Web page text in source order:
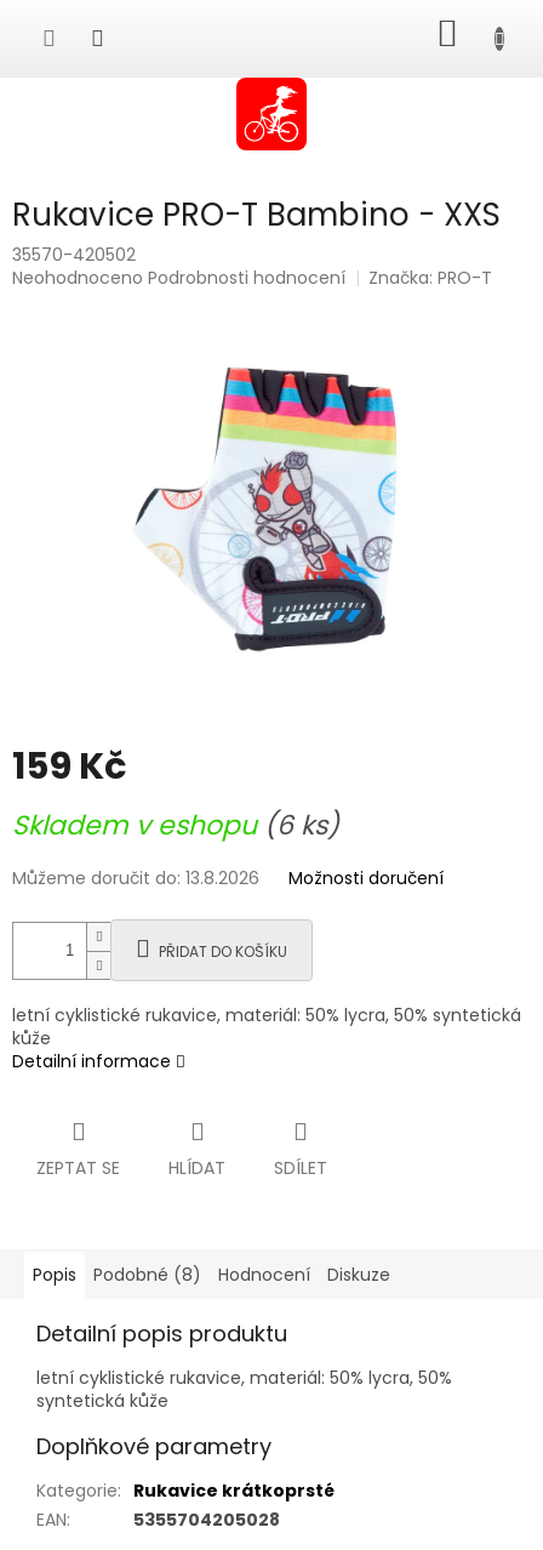
KOŠÍK
Rukavice PRO-T Bambino - XXS
35570-420502
Průměrné
Neohodnoceno Podrobnosti hodnocení Značka:PRO-T
159 Kč
cena:
Skladem v eshopu (6 ks)
Můžeme doručit do: 13.8.2026 Možnosti doručení
PŘIDAT DO KOŠÍKU
letní cyklistické rukavice, materiál: 50% lycra, 50% syntetická
kůže
Detailní informace
ZEPTAT SE HLÍDAT SDÍLET
Popis Podobné (8) Hodnocení Diskuze
Detailní popis produktu
letní cyklistické rukavice, materiál: 50% lycra, 50%
syntetická kůže
Doplňkové parametry
Kategorie: Rukavice krátkoprsté
EAN: 5355704205028